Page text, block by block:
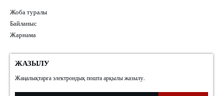
Жоба туралы
Байланыс
Жарнама
ЖАЗЫЛУ
Жаңалықтарға электрондық пошта арқылы жазылу.